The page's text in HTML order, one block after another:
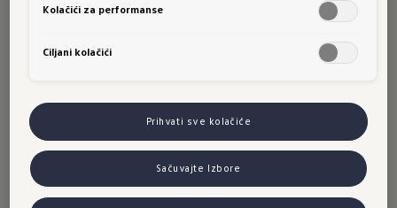
istosmjernu - primjerice na stanici za punjenje.
Prednost ove vrste punjenja je mogućnost veće
snage tokom punjenja, primjerice na autoputu,
punjenja.
Razlikujemodvije vrste
utikača.
Kolačići za performanse
Ciljani kolačići
Prihvati sve kolačiće
Sačuvajte Izbore